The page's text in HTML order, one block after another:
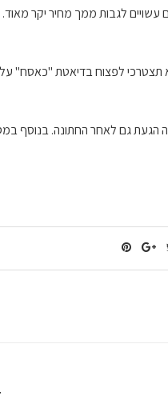
עשויים לגבות ממך מחיר יקר
תצטרכי לפצוח בדיאטת
גם לאחר החתונה. בנוסף